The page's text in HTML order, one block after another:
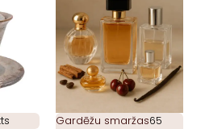
Gardēžu smaržas65